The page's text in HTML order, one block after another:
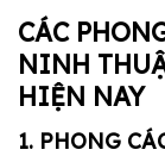
CÁC
NINH
HIỆN NAY
1. PHONG